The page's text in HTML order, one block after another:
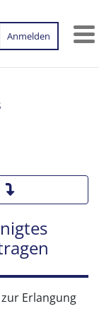
Anmelden
Erlangung